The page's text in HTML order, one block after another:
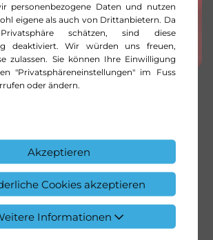
personenbezogene Daten und nutzen
eigene als auch von Drittanbietern. Da
schätzen, sind diese
deaktiviert. Wir würden uns freuen,
zulassen. Sie können Ihre Einwilligung
"Privatsphäreneinstellungen" im Fuss
oder ändern.
Akzeptieren
Cookies akzeptieren
Informationen
die AMG-DNA.
EQE Limousine ist der
Business-Class von
Aus der ohnehin schon
von Mercedes-EQ entstand
Affalterbachs ein aufregendes
spielt wie selbstverständlich mit